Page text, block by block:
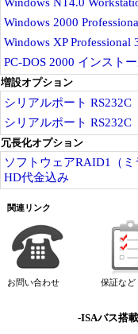
Windows NT4.0
Windows 2000
Windows XP
PC-DOS 2000 インスト
増設オプション
シリアルポート RS232C
シリアルポート RS232C
冗長化オプション
ソフトウェアRAID1（
HD代金込み
関連リンク
お問い合わせ 保証など
-ISAバス搭